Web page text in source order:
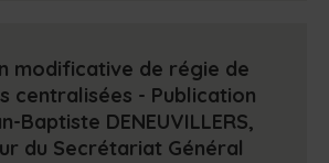
modificative de régie de
centralisées - Publication
Baptiste DENEUVILLERS,
du Secrétariat Général